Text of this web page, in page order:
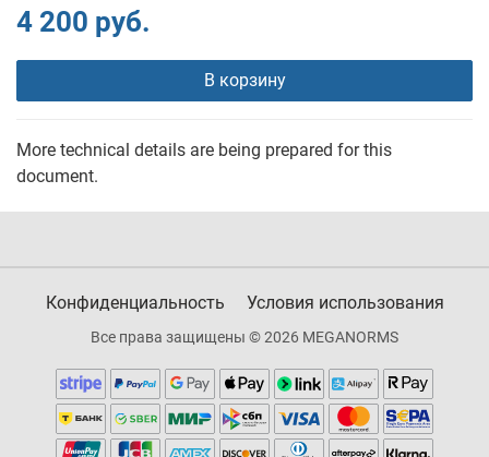
4 200 руб.
В корзину
More technical details are being prepared for this
document.
Конфиденциальность Условия использования
Все права защищены © 2026 MEGANORMS